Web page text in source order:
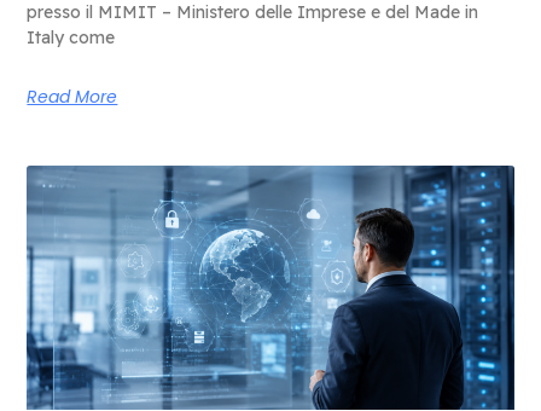
presso il MIMIT – Ministero delle Imprese e del Made in
Italy come
Read More